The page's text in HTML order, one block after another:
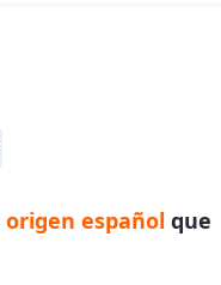
origen español que